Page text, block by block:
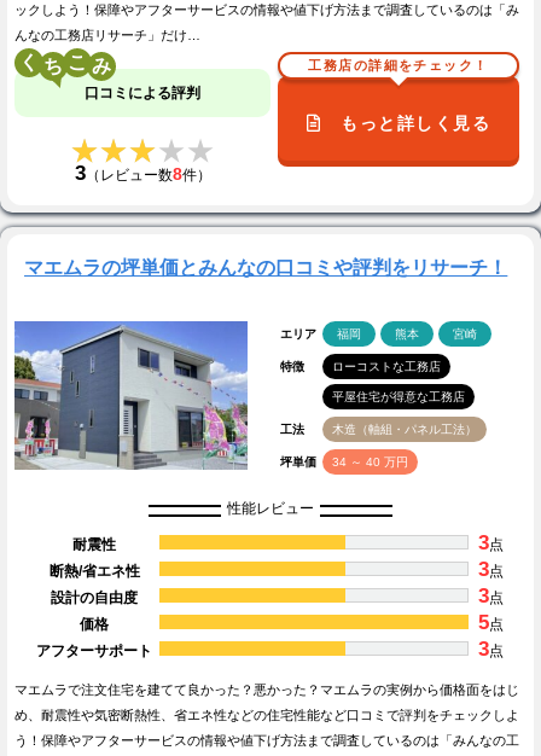
ックしよう！保障やアフターサービスの情報や値下げ方法まで調査しているのは「み
んなの工務店リサーチ」だけ…
く こ
口コミによる評判
★★★★★
★★★★★
3（レビュー数8件）
工務店の詳細をチェック！
もっと詳しく見る
マエムラの坪単価とみんなの口コミや評判をリサーチ！
エリア 福岡 熊本 宮崎
特徴 ローコストな工務店
平屋住宅が得意な工務店
工法 木造（軸組・パネル工法）
坪単価 34 ～ 40 万円
性能レビュー
耐震性 3点
断熱/省エネ性
3点
設計の自由度
3点
価格
5点
アフターサポート
3点
マエムラで注文住宅を建てて良かった？悪かった？マエムラの実例から価格面をはじ
め、耐震性や気密断熱性、省エネ性などの住宅性能など口コミで評判をチェックしよ
う！保障やアフターサービスの情報や値下げ方法まで調査しているのは「みんなの工